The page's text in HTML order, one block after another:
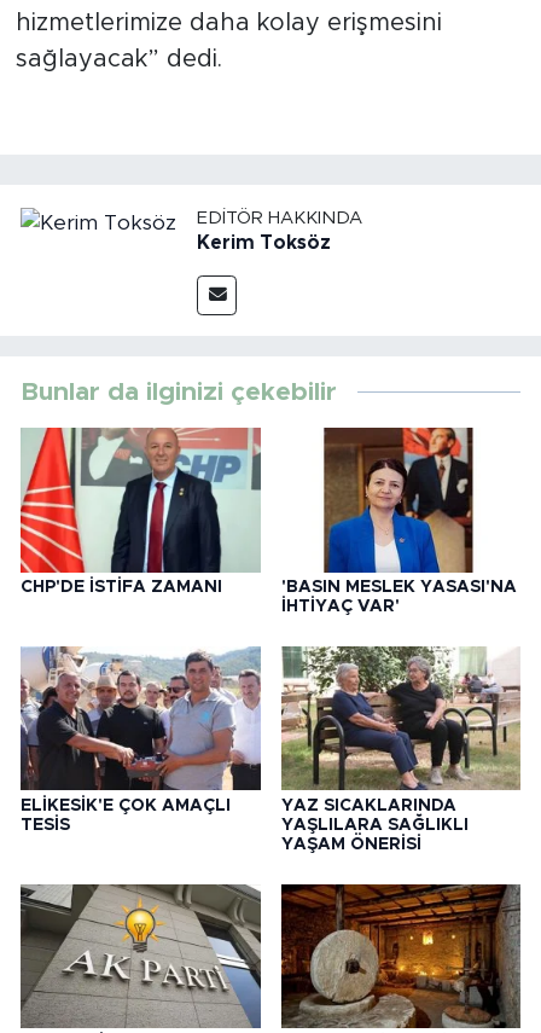
hizmetlerimize daha kolay erişmesini
sağlayacak” dedi.
EDITÖR HAKKINDA
Kerim Toksöz
Bunlar da ilginizi çekebilir
CHP'DE İSTİFA ZAMANI
'BASIN MESLEK YASASI'NA
İHTİYAÇ VAR'
ELİKESİK'E ÇOK AMAÇLI
TESİS
YAZ SICAKLARINDA
YAŞLILARA SAĞLIKLI
YAŞAM ÖNERİSİ